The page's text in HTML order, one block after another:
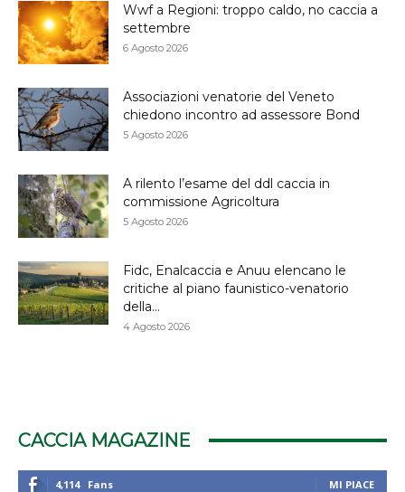
Wwf a Regioni: troppo caldo, no caccia a
settembre
6 Agosto 2026
Associazioni venatorie del Veneto
chiedono incontro ad assessore Bond
5 Agosto 2026
A rilento l’esame del ddl caccia in
commissione Agricoltura
5 Agosto 2026
Fidc, Enalcaccia e Anuu elencano le
critiche al piano faunistico-venatorio
della...
4 Agosto 2026
CACCIA MAGAZINE
4,114 Fans MI PIACE